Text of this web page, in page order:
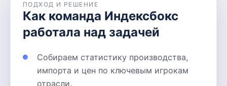
ПОДХОД И РЕШЕНИЕ
Как команда Индексбокс
работала над задачей
Собираем статистику производства,
импорта и цен по ключевым игрокам
отрасли.